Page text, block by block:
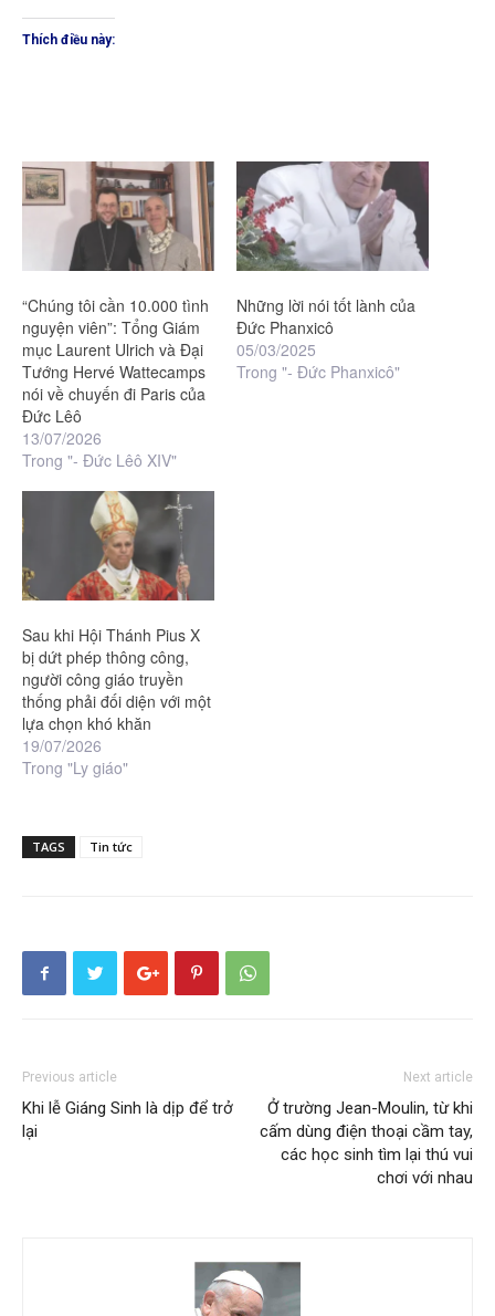
Thích điều này:
“Chúng tôi cần 10.000 tình
nguyện viên”: Tổng Giám
mục Laurent Ulrich và Đại
Tướng Hervé Wattecamps
nói về chuyến đi Paris của
Đức Lêô
13/07/2026
Trong "- Đức Lêô XIV"
Những lời nói tốt lành của
Đức Phanxicô
05/03/2025
Trong "- Đức Phanxicô"
Sau khi Hội Thánh Pius X
bị dứt phép thông công,
người công giáo truyền
thống phải đối diện với một
lựa chọn khó khăn
19/07/2026
Trong "Ly giáo"
TAGS Tin tức
Previous article
Khi lễ Giáng Sinh là dịp để trở
lại
Next article
Ở trường Jean-Moulin, từ khi
cấm dùng điện thoại cầm tay,
các học sinh tìm lại thú vui
chơi với nhau